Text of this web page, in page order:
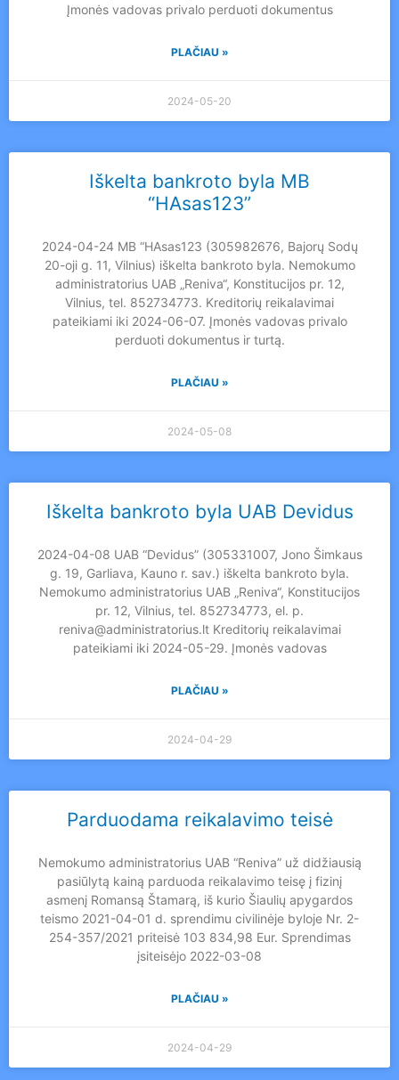
Įmonės vadovas privalo perduoti dokumentus
PLAČIAU »
2024-05-20
Iškelta bankroto byla MB
“HAsas123”
2024-04-24 MB “HAsas123 (305982676, Bajorų Sodų
20-oji g. 11, Vilnius) iškelta bankroto byla. Nemokumo
administratorius UAB „Reniva“, Konstitucijos pr. 12,
Vilnius, tel. 852734773. Kreditorių reikalavimai
pateikiami iki 2024-06-07. Įmonės vadovas privalo
perduoti dokumentus ir turtą.
PLAČIAU »
2024-05-08
Iškelta bankroto byla UAB Devidus
2024-04-08 UAB “Devidus” (305331007, Jono Šimkaus
g. 19, Garliava, Kauno r. sav.) iškelta bankroto byla.
Nemokumo administratorius UAB „Reniva“, Konstitucijos
pr. 12, Vilnius, tel. 852734773, el. p.
reniva@administratorius.lt Kreditorių reikalavimai
pateikiami iki 2024-05-29. Įmonės vadovas
PLAČIAU »
2024-04-29
Parduodama reikalavimo teisė
Nemokumo administratorius UAB “Reniva” už didžiausią
pasiūlytą kainą parduoda reikalavimo teisę į fizinį
asmenį Romansą Štamarą, iš kurio Šiaulių apygardos
teismo 2021-04-01 d. sprendimu civilinėje byloje Nr. 2-
254-357/2021 priteisė 103 834,98 Eur. Sprendimas
įsiteisėjo 2022-03-08
PLAČIAU »
2024-04-29